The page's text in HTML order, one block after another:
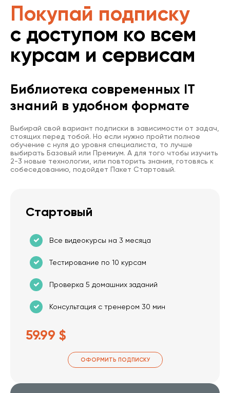
Покупай подписку
с доступом ко всем
курсам и сервисам
Библиотека современных IT
знаний в удобном формате
Выбирай свой вариант подписки в зависимости от задач,
стоящих перед тобой. Но если нужно пройти полное
обучение с нуля до уровня специалиста, то лучше
выбирать Базовый или Премиум. А для того чтобы изучить
2-3 новые технологии, или повторить знания, готовясь к
собеседованию, подойдет Пакет Стартовый.
Стартовый
Все видеокурсы на 3 месяца
Тестирование по 10 курсам
Проверка 5 домашних заданий
Консультация с тренером 30 мин
59.99 $
ОФОРМИТЬ ПОДПИСКУ